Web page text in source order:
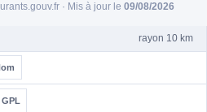
· Mis à jour le 09/08/2026
rayon 10 km
GPL